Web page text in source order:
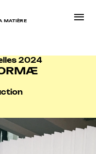
MATIÈRE
2024